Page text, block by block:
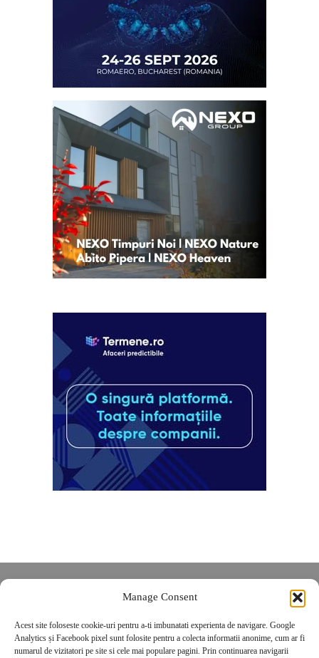
Manage Consent
Acest site foloseste cookie-uri pentru a-ti imbunatati experienta de navigare. Google
Analytics și Facebook pixel sunt folosite pentru a colecta informatii anonime, cum ar fi
numarul de vizitatori pe site si cele mai populare pagini. Prin continuarea navigarii
POLITICĂ DE CONFIDENȚIALITATE
Politica de cookies